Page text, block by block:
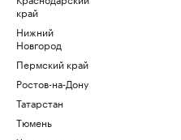
край
Нижний
Новгород
Пермский край
Ростов-на-Дону
Татарстан
Тюмень